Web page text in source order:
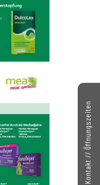
Kontakt // Öffnungszeiten